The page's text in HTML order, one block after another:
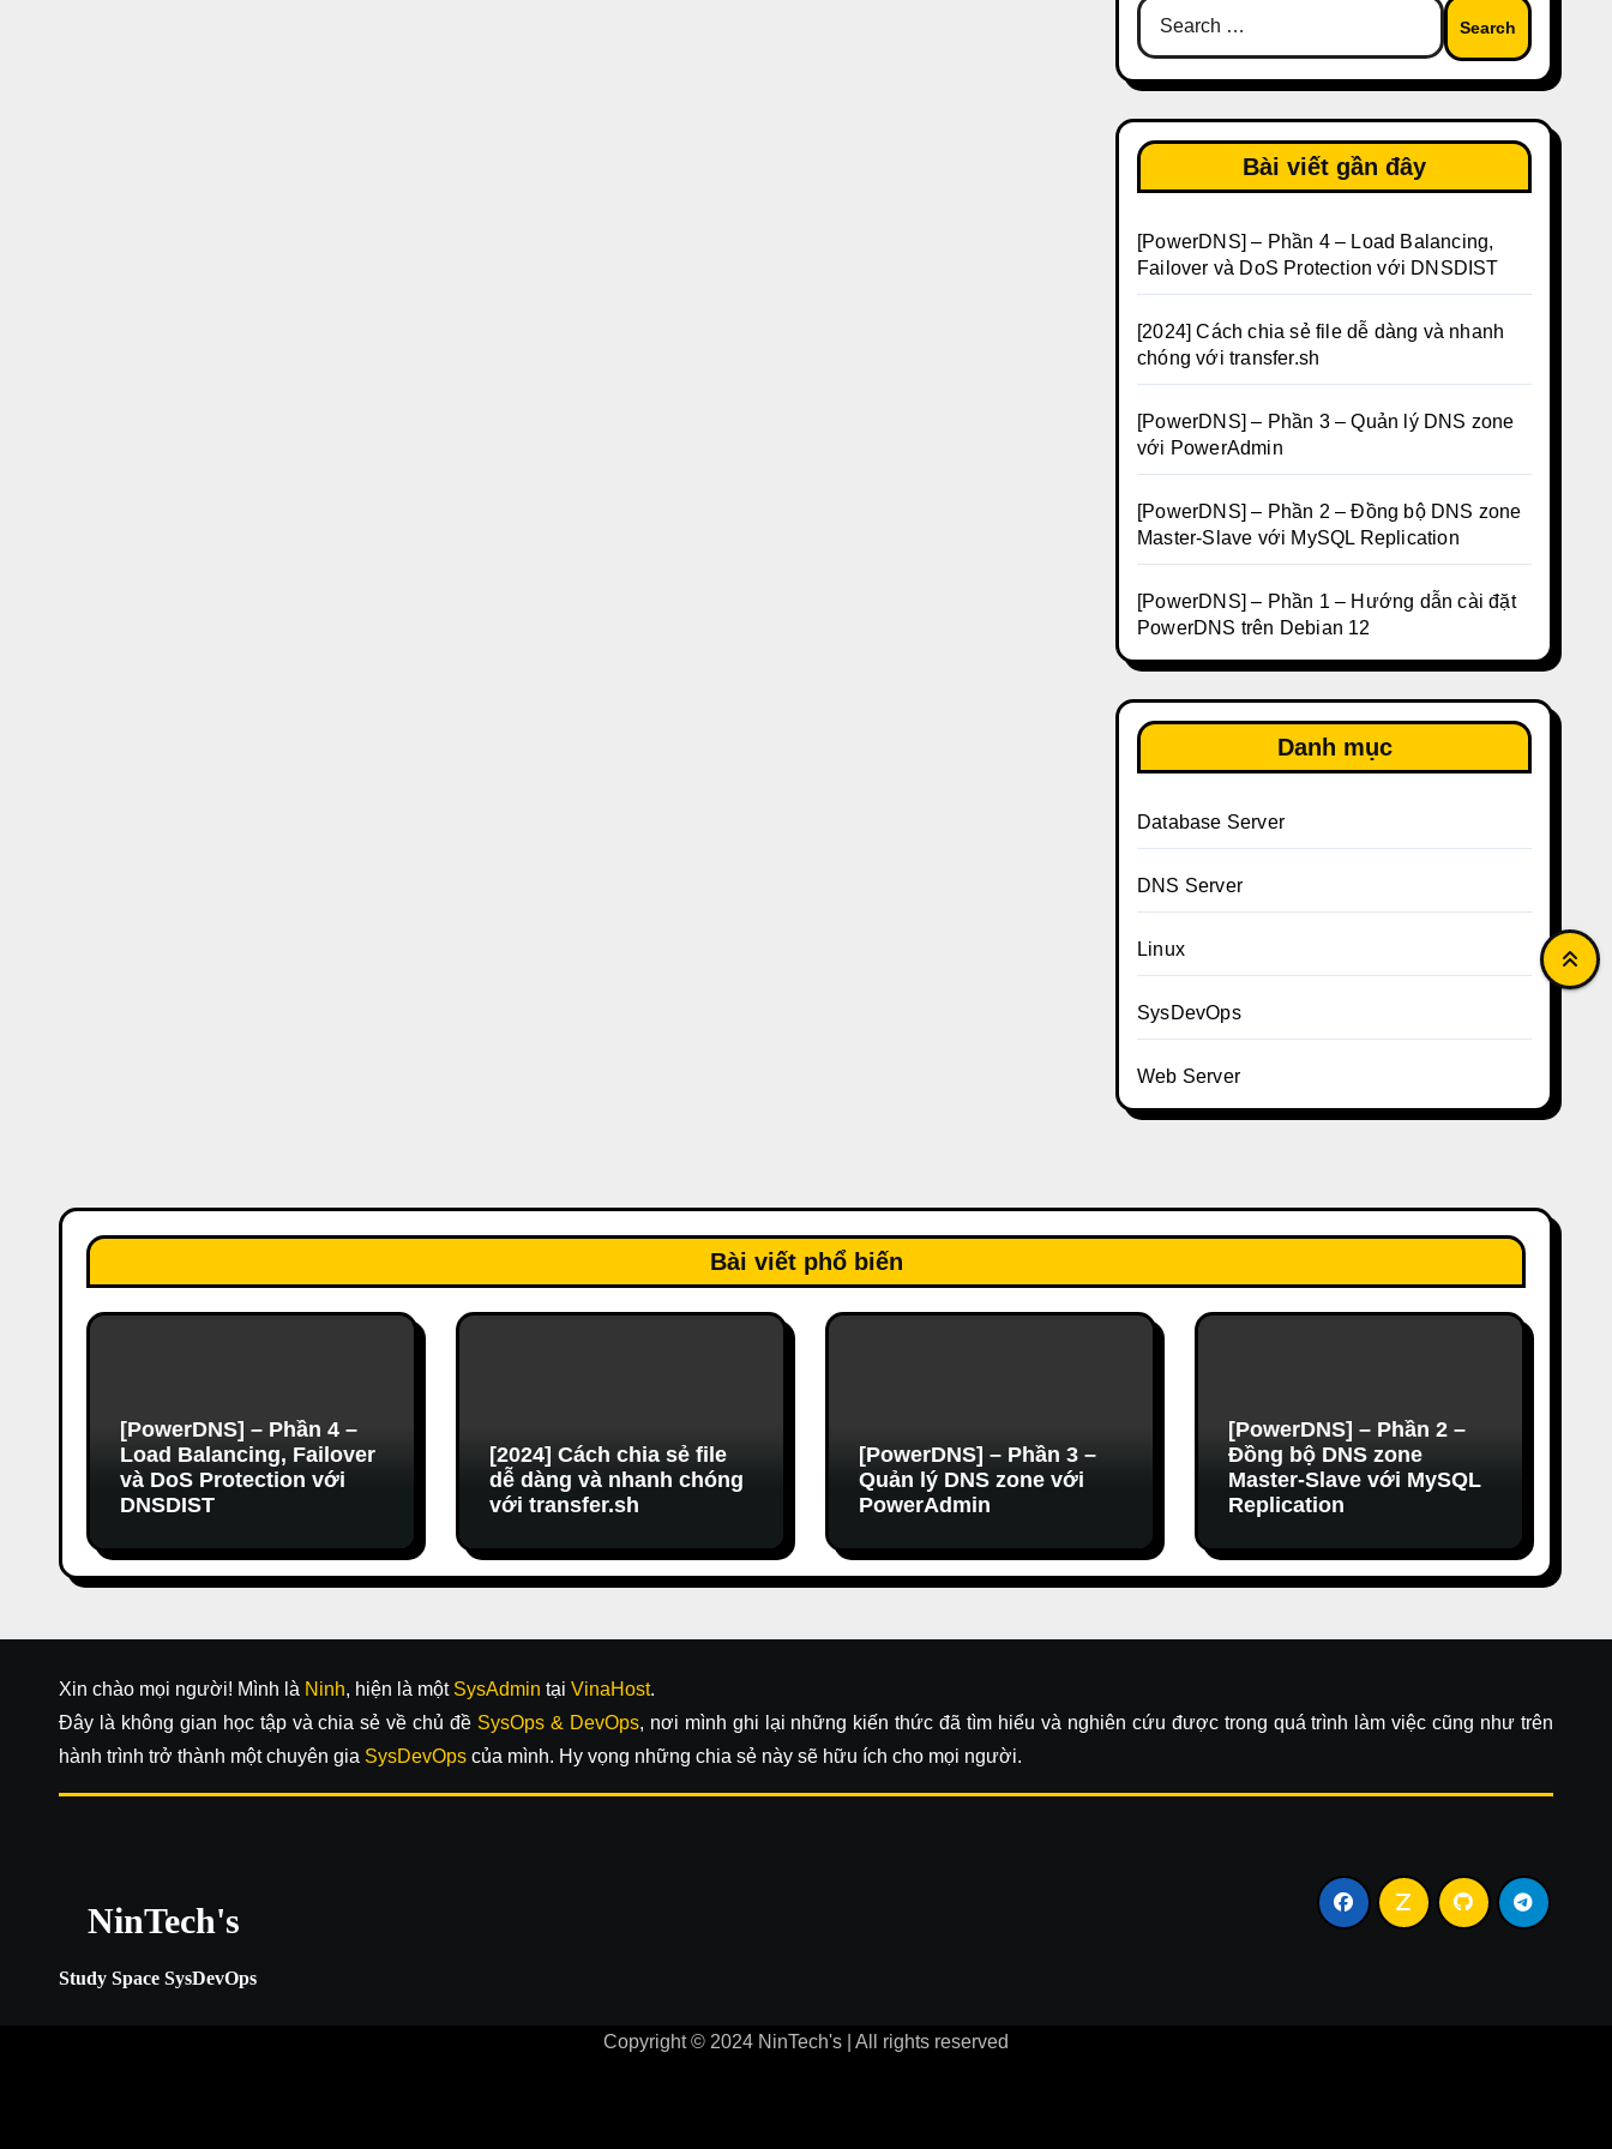
Search
for:
Bài viết gần đây
[PowerDNS] – Phần 4 – Load Balancing,
Failover và DoS Protection với DNSDIST
[2024] Cách chia sẻ file dễ dàng và nhanh
chóng với transfer.sh
[PowerDNS] – Phần 3 – Quản lý DNS zone
với PowerAdmin
[PowerDNS] – Phần 2 – Đồng bộ DNS zone
Master-Slave với MySQL Replication
[PowerDNS] – Phần 1 – Hướng dẫn cài đặt
PowerDNS trên Debian 12
Danh mục
Database Server
DNS Server
Linux
SysDevOps
Web Server
Bài viết phổ biến
[PowerDNS] – Phần 4 –
Load Balancing, Failover
và DoS Protection với
DNSDIST
[2024] Cách chia sẻ file
dễ dàng và nhanh chóng
với transfer.sh
[PowerDNS] – Phần 3 –
Quản lý DNS zone với
PowerAdmin
[PowerDNS] – Phần 2 –
Đồng bộ DNS zone
Master-Slave với MySQL
Replication
Xin chào mọi người! Mình là Ninh, hiện là một SysAdmin tại VinaHost.
Đây là không gian học tập và chia sẻ về chủ đề SysOps & DevOps, nơi mình ghi lại những kiến thức đã tìm hiểu và nghiên cứu được trong quá trình làm việc cũng như trên
hành trình trở thành một chuyên gia SysDevOps của mình. Hy vọng những chia sẻ này sẽ hữu ích cho mọi người.
NinTech's
Study Space SysDevOps
Copyright © 2024 NinTech's | All rights reserved